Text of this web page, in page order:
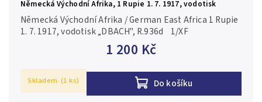
Německá Východní Afrika, 1 Rupie 1. 7. 1917, vodotisk
„DBACH", R.936d
1 200 Kč
Do košíku
Německá Východní Afrika / German East Africa 1 Rupie
1. 7. 1917, vodotisk „DBACH", R.936d 1/XF
Skladem (1 ks)